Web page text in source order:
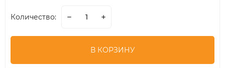
Количество:
В КОРЗИНУ